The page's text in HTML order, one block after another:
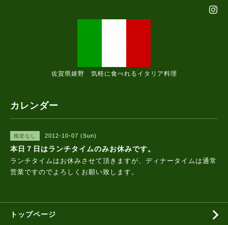
佐賀県嬉野 気軽に食べれるイタリア料理
カレンダー
指定なし 2012-10-07 (Sun)
本日７日はランチタイムのみお休みです。
ランチタイムはお休みさせて頂きますが、ディナータイムは通常
営業ですのでよろしくお願い致します。
トップページ